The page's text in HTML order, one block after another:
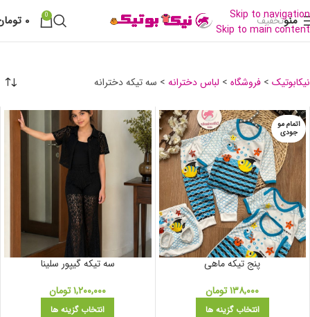
Skip to navigation
Skip to main content
منوتخفیف 0 ۰
نیکابوتیک > فروشگاه > لباس دخترانه > سه تیکه دخترانه
اتمام مو
جودی
پنج تیکه ماهی
۱۳۸,۰۰۰تومان
انتخاب گزینه ها
سه تیکه گیپور سلینا
۱,۲۰۰,۰۰۰تومان
انتخاب گزینه ها